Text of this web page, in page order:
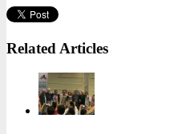
Related Articles